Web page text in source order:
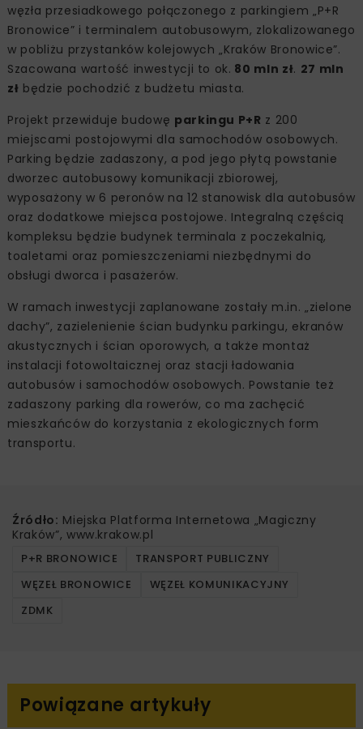
węzła przesiadkowego połączonego z parkingiem „P+R
Bronowice” i terminalem autobusowym, zlokalizowanego
w pobliżu przystanków kolejowych „Kraków Bronowice”.
Szacowana wartość inwestycji to ok. 80 mln zł. 27 mln
zł będzie pochodzić z budżetu miasta.
Projekt przewiduje budowę parkingu P+R z 200
miejscami postojowymi dla samochodów osobowych.
Parking będzie zadaszony, a pod jego płytą powstanie
dworzec autobusowy komunikacji zbiorowej,
wyposażony w 6 peronów na 12 stanowisk dla autobusów
oraz dodatkowe miejsca postojowe. Integralną częścią
kompleksu będzie budynek terminala z poczekalnią,
toaletami oraz pomieszczeniami niezbędnymi do
obsługi dworca i pasażerów.
W ramach inwestycji zaplanowane zostały m.in. „zielone
dachy”, zazielenienie ścian budynku parkingu, ekranów
akustycznych i ścian oporowych, a także montaż
instalacji fotowoltaicznej oraz stacji ładowania
autobusów i samochodów osobowych. Powstanie też
zadaszony parking dla rowerów, co ma zachęcić
mieszkańców do korzystania z ekologicznych form
transportu.
Źródło: Miejska Platforma Internetowa „Magiczny
Kraków”, www.krakow.pl
P+R BRONOWICE
TRANSPORT PUBLICZNY
WĘZEŁ BRONOWICE
WĘZEŁ KOMUNIKACYJNY
ZDMK
Powiązane artykuły